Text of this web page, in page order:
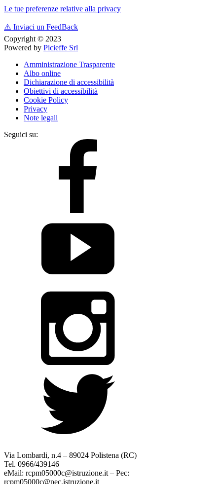
Le tue preferenze relative alla privacy
⚠️ Inviaci un FeedBack
Copyright © 2023
Powered by Picieffe Srl
Amministrazione Trasparente
Albo online
Dichiarazione di accessibilità
Obiettivi di accessibilità
Cookie Policy
Privacy
Note legali
Seguici su:
Via Lombardi, n.4 – 89024 Polistena (RC)
Tel. 0966/439146
eMail: rcpm05000c@istruzione.it – Pec:
rcpm05000c@pec.istruzione.it